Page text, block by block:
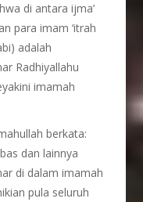
di antara ijma’
para imam ‘itrah
adalah
Radhiyallahu
imamah
berkata:
dan lainnya
di dalam imamah
pula seluruh